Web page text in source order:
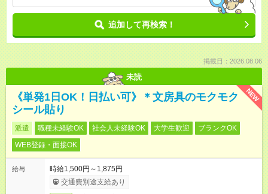
追加して再検索！
掲載日：2026.08.06
未読
NEW
《単発1日OK！日払い可》＊文房具のモクモク
シール貼り
派遣 職種未経験OK 社会人未経験OK 大学生歓迎
ブランクOK
WEB登録・面接OK
給与
時給1,500円～1,875円
交通費別途支給あり